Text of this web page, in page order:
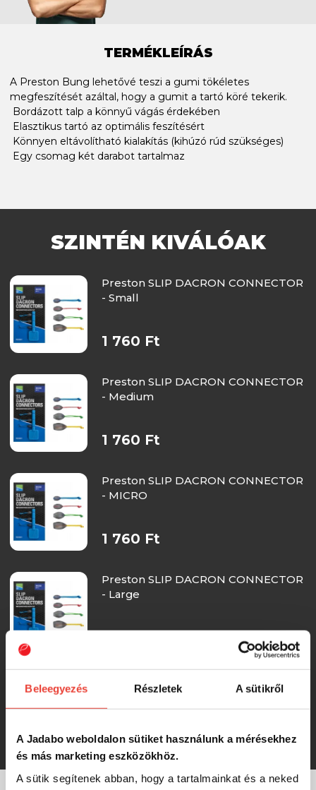
Beleegyezés Részletek A sütikről
A Jadabo weboldalon sütiket használunk a mérésekhez
és más marketing eszközökhöz.
A sütik segítenek abban, hogy a tartalmainkat és a neked
TERMÉKLEÍRÁS
A Preston Bung lehetővé teszi a gumi tökéletes
megfeszítését azáltal, hogy a gumit a tartó köré tekerik.
 Bordázott talp a könnyű vágás érdekében
 Elasztikus tartó az optimális feszítésért
 Könnyen eltávolítható kialakítás (kihúzó rúd szükséges)
 Egy csomag két darabot tartalmaz
SZINTÉN KIVÁLÓAK
Preston SLIP DACRON CONNECTOR
- Small
1 760 Ft
Preston SLIP DACRON CONNECTOR
- Medium
1 760 Ft
Preston SLIP DACRON CONNECTOR
- MICRO
1 760 Ft
Preston SLIP DACRON CONNECTOR
- Large
PROTECTOR -
BLUE/YELLOW/PURPLE
1 560 Ft